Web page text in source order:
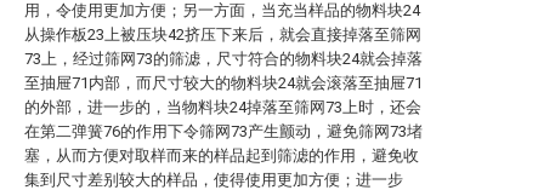
用，令使用更加方便；另一方面，当充当样品的物料块24
从操作板23上被压块42挤压下来后，就会直接掉落至筛网
73上，经过筛网73的筛滤，尺寸符合的物料块24就会掉落
至抽屉71内部，而尺寸较大的物料块24就会滚落至抽屉71
的外部，进一步的，当物料块24掉落至筛网73上时，还会
在第二弹簧76的作用下令筛网73产生颤动，避免筛网73堵
塞，从而方便对取样而来的样品起到筛滤的作用，避免收
集到尺寸差别较大的样品，使得使用更加方便；进一步